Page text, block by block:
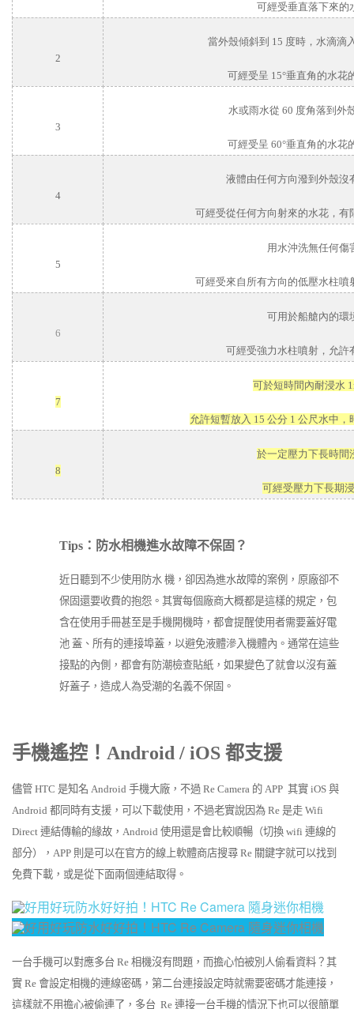
可經受垂直落下來的
2
當外殼傾斜到 15 度時，水滴滴
可經受呈 15°垂直角的水花
3
水或雨水從 60 度角落到外
可經受呈 60°垂直角的水花
4
液體由任何方向潑到外殼沒
可經受從任何方向射來的水花，有
5
用水沖洗無任何傷
可經受來自所有方向的低壓水柱噴
6
可用於船艙內的環
可經受強力水柱噴射，允許
7
可於短時間內耐浸水
允許短暫放入 15 公分 1 公尺水中，
8
於一定壓力下長時間
可經受壓力下長期
Tips：防水相機進水故障不保固？
近日聽到不少使用防水 機，卻因為進水故障的案例，原廠卻不
保固還要收費的抱怨。其實每個廠商大概都是這樣的規定，包
含在使用手冊甚至是手機開機時，都會提醒使用者需要蓋好電
池 蓋、所有的連接埠蓋，以避免液體滲入機體內。通常在這些
接點的內側，都會有防潮檢查貼紙，如果變色了就會以沒有蓋
好蓋子，造成人為受潮的名義不保固。
手機遙控！Android / iOS 都支援
儘管 HTC 是知名 Android 手機大廠，不過 Re Camera 的 APP 其實 iOS 與
Android 都同時有支援，可以下載使用，不過老實說因為 Re 是走 Wifi
Direct 連結傳輸的緣故，Android 使用還是會比較順暢（切換 wifi 連線的
部分），APP 則是可以在官方的線上軟體商店搜尋 Re 關鍵字就可以找到
免費下載，或是從下面兩個連結取得。
一台手機可以對應多台 Re 相機沒有問題，而擔心怕被別人偷看資料？其
實 Re 會設定相機的連線密碼，第二台連接設定時就需要密碼才能連接，
這樣就不用擔心被偷連了，多台 Re 連接一台手機的情況下也可以很簡單